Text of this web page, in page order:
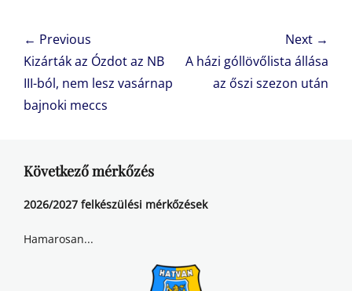
Bejegyzés
navigáció
← Previous
Previous
post:
Kizárták az Ózdot az NB
III-ból, nem lesz vasárnap
bajnoki meccs
Next →
Next
A házi góllövőlista állása
az őszi szezon után
Következő mérkőzés
2026/2027 felkészülési mérkőzések
Hamarosan...